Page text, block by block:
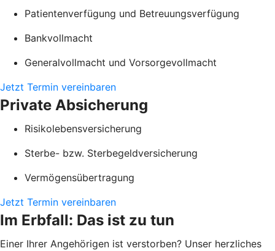
Patientenverfügung und Betreuungsverfügung
Bankvollmacht
Generalvollmacht und Vorsorgevollmacht
Jetzt Termin vereinbaren
Private Absicherung
Risikolebensversicherung
Sterbe- bzw. Sterbegeldversicherung
Vermögensübertragung
Jetzt Termin vereinbaren
Im Erbfall: Das ist zu tun
Einer Ihrer Angehörigen ist verstorben? Unser herzliches